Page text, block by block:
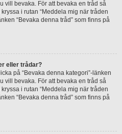
vill bevaka. För att bevaka en tråd så
i rutan “Meddela mig när tråden
“Bevaka denna tråd” som finns på
eller trådar?
på “Bevaka denna kategori”-länken
vill bevaka. För att bevaka en tråd så
i rutan “Meddela mig när tråden
“Bevaka denna tråd” som finns på